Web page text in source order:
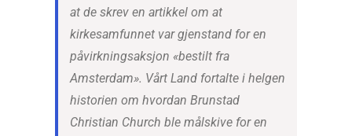
at de skrev en artikkel om at
kirkesamfunnet var gjenstand for en
påvirkningsaksjon «bestilt fra
Amsterdam». Vårt Land fortalte i helgen
historien om hvordan Brunstad
Christian Church ble målskive for en